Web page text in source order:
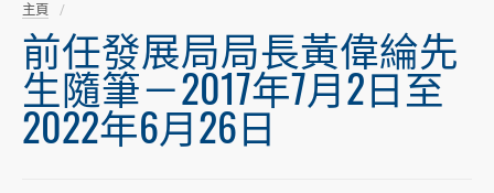
主頁
前任發展局局長黃偉綸先
生隨筆－2017年7月2日至
2022年6月26日